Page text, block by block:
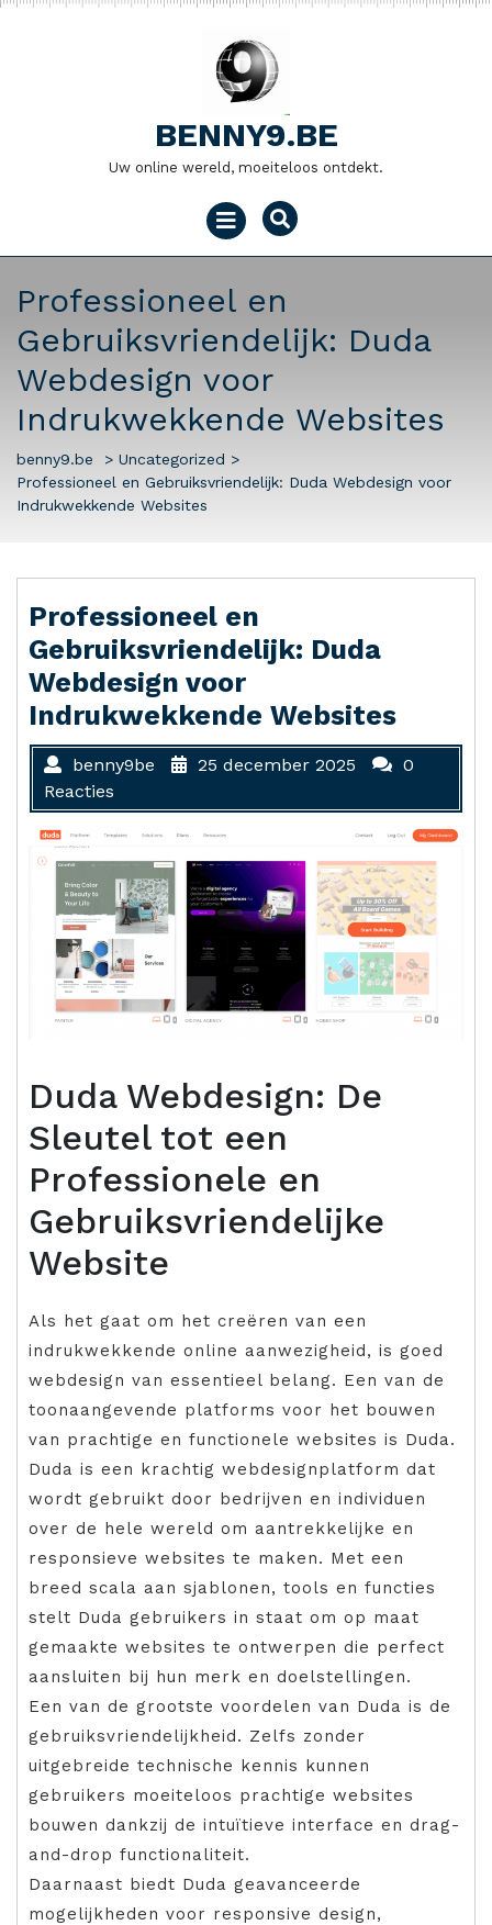
Naar
BENNY9.BE
Uw online wereld, moeiteloos ontdekt.
Menu
openen
Professioneel en
Gebruiksvriendelijk: Duda
Webdesign voor
Indrukwekkende Websites
benny9.be > Uncategorized >
Professioneel en Gebruiksvriendelijk: Duda Webdesign voor
Indrukwekkende Websites
Professioneel en
Gebruiksvriendelijk: Duda
Webdesign voor
Indrukwekkende Websites
benny9be 25 december 2025
0
Reacties
Duda Webdesign: De
Sleutel tot een
Professionele en
Gebruiksvriendelijke
Website
Als het gaat om het creëren van een
indrukwekkende online aanwezigheid, is goed
webdesign van essentieel belang. Een van de
toonaangevende platforms voor het bouwen
van prachtige en functionele websites is Duda.
Duda is een krachtig webdesignplatform dat
wordt gebruikt door bedrijven en individuen
over de hele wereld om aantrekkelijke en
responsieve websites te maken. Met een
breed scala aan sjablonen, tools en functies
stelt Duda gebruikers in staat om op maat
gemaakte websites te ontwerpen die perfect
aansluiten bij hun merk en doelstellingen.
Een van de grootste voordelen van Duda is de
gebruiksvriendelijkheid. Zelfs zonder
uitgebreide technische kennis kunnen
gebruikers moeiteloos prachtige websites
bouwen dankzij de intuïtieve interface en drag-
and-drop functionaliteit.
Daarnaast biedt Duda geavanceerde
mogelijkheden voor responsive design,